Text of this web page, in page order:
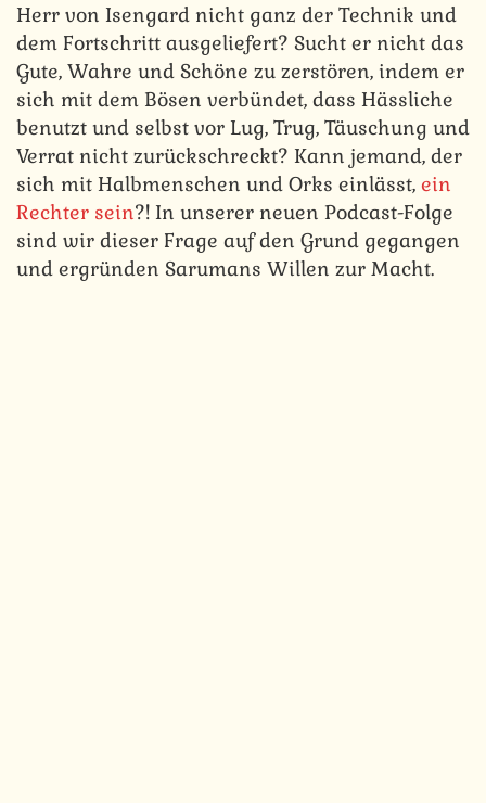
Herr von Isengard nicht ganz der Technik und
dem Fortschritt ausgeliefert? Sucht er nicht das
Gute, Wahre und Schöne zu zerstören, indem er
sich mit dem Bösen verbündet, dass Hässliche
benutzt und selbst vor Lug, Trug, Täuschung und
Verrat nicht zurückschreckt? Kann jemand, der
sich mit Halbmenschen und Orks einlässt, ein
Rechter sein?! In unserer neuen Podcast-Folge
sind wir dieser Frage auf den Grund gegangen
und ergründen Sarumans Willen zur Macht.